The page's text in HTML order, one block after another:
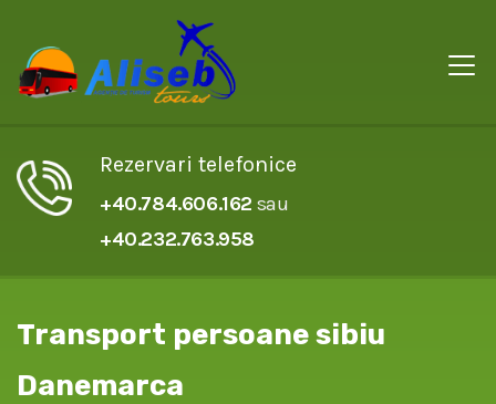
Rezervari telefonice
+40.784.606.162 sau
+40.232.763.958
Transport persoane sibiu
Danemarca